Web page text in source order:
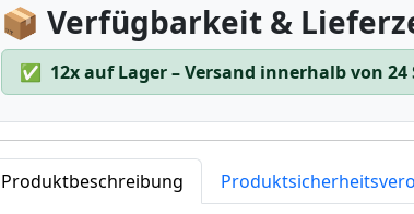
📦 Verfügbarkeit &
✅ 12x auf Lager – Versand innerhalb von 24
Produktbeschreibung